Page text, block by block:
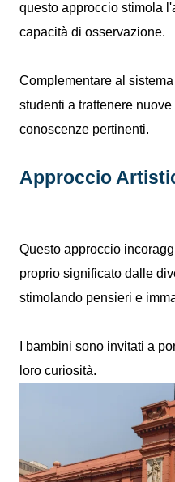
questo approccio stimola
capacità di osservazione.
Complementare al
studenti a trattenere
conoscenze pertinenti.
Approccio
Questo approccio
proprio significato dalle
stimolando pensieri e
I bambini sono invitati a
loro curiosità.